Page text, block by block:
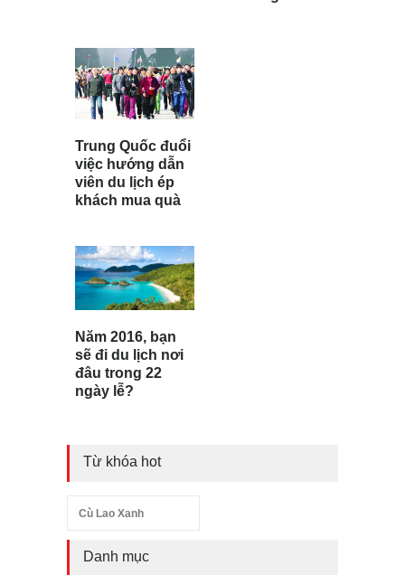
Trung Quốc đuổi
việc hướng dẫn
viên du lịch ép
khách mua quà
Năm 2016, bạn
sẽ đi du lịch nơi
đâu trong 22
ngày lễ?
Từ khóa hot
Cù Lao Xanh
Danh mục